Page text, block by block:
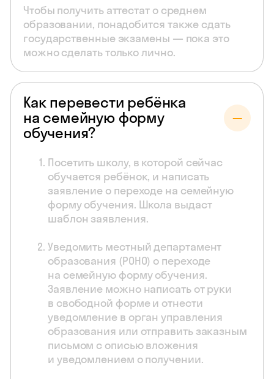
Чтобы получить аттестат о среднем
образовании, понадобится также сдать
государственные экзамены — пока это
можно сделать только лично.
Как перевести ребёнка
на семейную форму
обучения?
Посетить школу, в которой сейчас
обучается ребёнок, и написать
заявление о переходе на семейную
форму обучения. Школа выдаст
шаблон заявления.
Уведомить местный департамент
образования (РОНО) о переходе
на семейную форму обучения.
Заявление можно написать от руки
в свободной форме и отнести
уведомление в орган управления
образования или отправить заказным
письмом с описью вложения
и уведомлением о получении.